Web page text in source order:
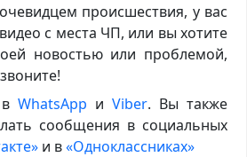
происшествия, у вас
с места ЧП, или вы хотите
новостью или проблемой,
WhatsApp иViber. Вы также
сообщения в социальных
и в«Одноклассниках»